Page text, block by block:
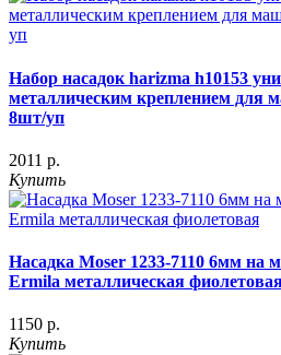
Набор насадок harizma h10153
металлическим креплением для
8шт/уп
2011 р.
Купить
Насадка Moser 1233-7110 6мм на
Ermila металлическая
1150 р.
Купить